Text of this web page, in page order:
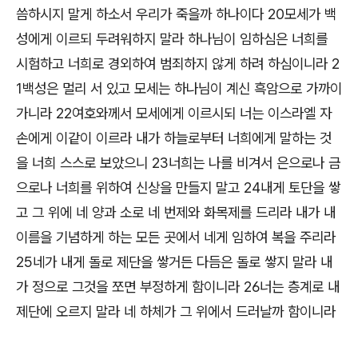
씀하시지 말게 하소서 우리가 죽을까 하나이다 20모세가 백
성에게 이르되 두려워하지 말라 하나님이 임하심은 너희를
시험하고 너희로 경외하여 범죄하지 않게 하려 하심이니라 2
1백성은 멀리 서 있고 모세는 하나님이 계신 흑암으로 가까이
가니라 22여호와께서 모세에게 이르시되 너는 이스라엘 자
손에게 이같이 이르라 내가 하늘로부터 너희에게 말하는 것
을 너희 스스로 보았으니 23너희는 나를 비겨서 은으로나 금
으로나 너희를 위하여 신상을 만들지 말고 24내게 토단을 쌓
고 그 위에 네 양과 소로 네 번제와 화목제를 드리라 내가 내
이름을 기념하게 하는 모든 곳에서 네게 임하여 복을 주리라
25네가 내게 돌로 제단을 쌓거든 다듬은 돌로 쌓지 말라 내
가 정으로 그것을 쪼면 부정하게 함이니라 26너는 층계로 내
제단에 오르지 말라 네 하체가 그 위에서 드러날까 함이니라